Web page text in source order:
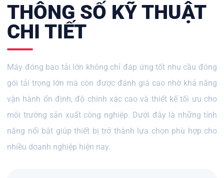
THÔNG SỐ KỸ THUẬT
CHI TIẾT
Máy đóng bao tải lớn không chỉ đáp ứng tốt nhu cầu đóng
gói tải trọng lớn mà còn được đánh giá cao nhờ khả năng
vận hành ổn định, độ chính xác cao và thiết kế tối ưu cho
môi trường sản xuất công nghiệp. Dưới đây là những tính
năng nổi bật giúp thiết bị trở thành lựa chọn phù hợp cho
nhiều doanh nghiệp hiện nay.